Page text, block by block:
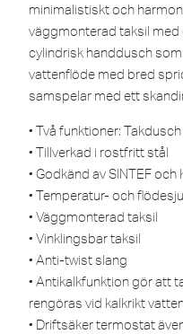
minimalistiskt och
väggmonterad taksil
cylindrisk handdusch
vattenflöde med bred
samspelar med ett
• Två funktioner:
• Tillverkad i rostfritt stål
• Godkänd av SINTEF och
• Temperatur- och
• Väggmonterad taksil
• Vinklingsbar taksil
• Anti-twist slang
• Antikalkfunktion gör att
rengöras vid kalkrikt
• Driftsäker termostat